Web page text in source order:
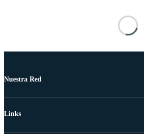
Nuestra Red
Links